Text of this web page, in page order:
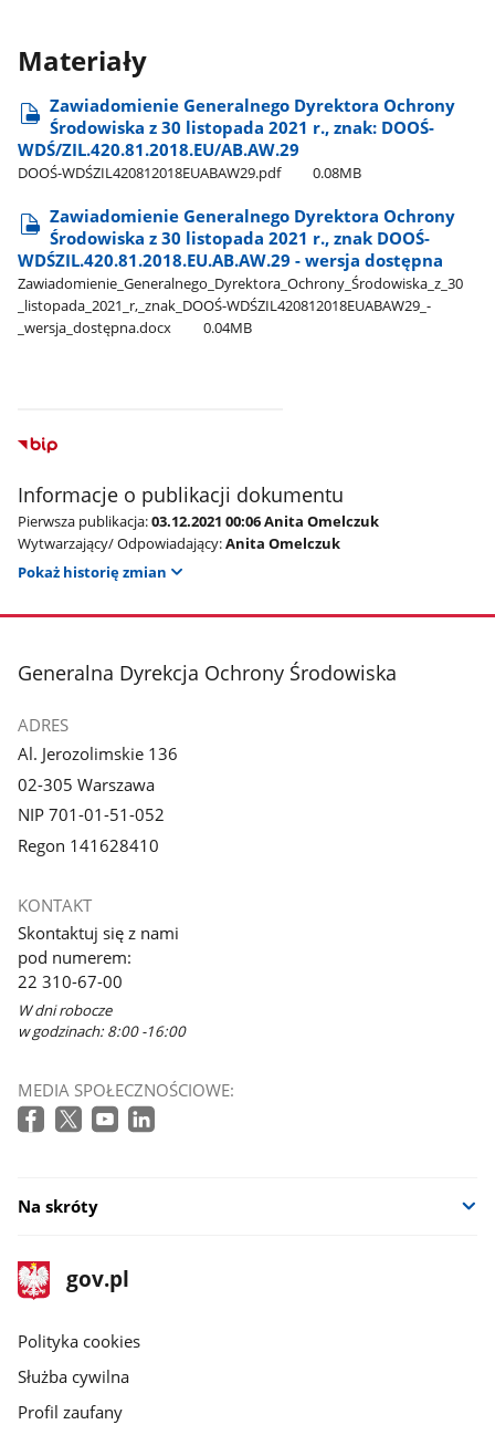
Materiały
Zawiadomienie Generalnego Dyrektora Ochrony
Środowiska z 30 listopada 2021 r., znak: DOOŚ-
WDŚ/ZIL.420.81.2018.EU/AB.AW.29
DOOŚ-WDŚZIL420812018EUABAW29.pdf 0.08MB
Zawiadomienie Generalnego Dyrektora Ochrony
Środowiska z 30 listopada 2021 r., znak DOOŚ-
WDŚZIL.420.81.2018.EU.AB.AW.29 - wersja dostępna
Zawiadomienie​_Generalnego​_Dyrektora​_Ochrony​_Środowiska​_z​_30​
_listopada​_2021​_r,​_znak​_DOOŚ-WDŚZIL420812018EUABAW29​_-​
_wersja​_dostępna.docx
0.04MB
Informacje o publikacji dokumentu
Pierwsza publikacja:03.12.2021 00:06 Anita Omelczuk
Wytwarzający/ Odpowiadający:Anita Omelczuk
Pokaż historię zmian
stopka
Generalna Dyrekcja Ochrony Środowiska
ADRES
Al. Jerozolimskie 136
02-305 Warszawa
NIP 701-01-51-052
Regon 141628410
KONTAKT
Skontaktuj się z nami
pod numerem:
22 310-67-00
W dni robocze
w godzinach: 8:00 -16:00
MEDIA SPOŁECZNOŚCIOWE:
Na skróty
stopka
gov.pl
Strona
gov.pl
gov.pl
Polityka cookies
Służba cywilna
Profil zaufany